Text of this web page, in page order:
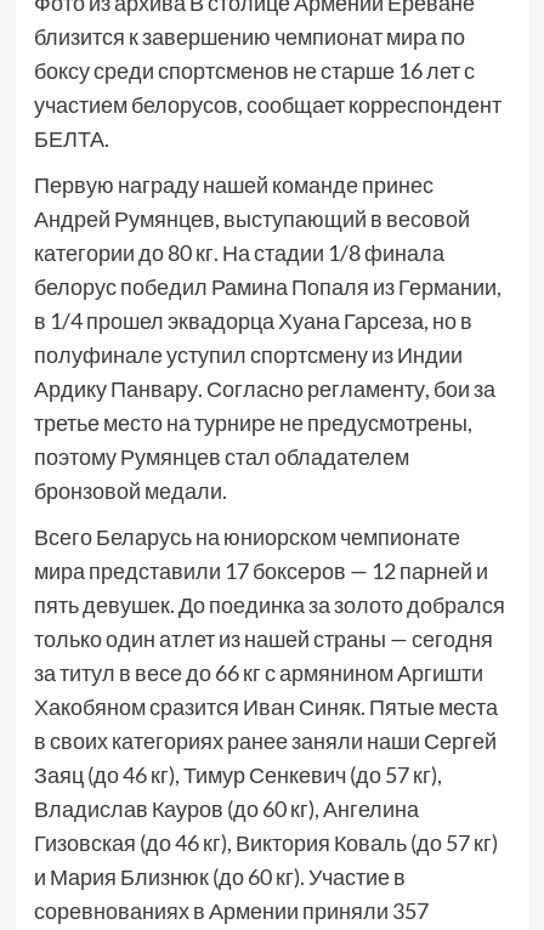
близится к завершению чемпионат мира по
боксу среди спортсменов не старше 16 лет с
участием белорусов, сообщает корреспондент
БЕЛТА.
Первую награду нашей команде принес
Андрей Румянцев, выступающий в весовой
категории до 80 кг. На стадии 1/8 финала
белорус победил Рамина Попаля из Германии,
в 1/4 прошел эквадорца Хуана Гарсеза, но в
полуфинале уступил спортсмену из Индии
Ардику Панвару. Согласно регламенту, бои за
третье место на турнире не предусмотрены,
поэтому Румянцев стал обладателем
бронзовой медали.
Всего Беларусь на юниорском чемпионате
мира представили 17 боксеров — 12 парней и
пять девушек. До поединка за золото добрался
только один атлет из нашей страны — сегодня
за титул в весе до 66 кг с армянином Аргишти
Хакобяном сразится Иван Синяк. Пятые места
в своих категориях ранее заняли наши Сергей
Заяц (до 46 кг), Тимур Сенкевич (до 57 кг),
Владислав Кауров (до 60 кг), Ангелина
Гизовская (до 46 кг), Виктория Коваль (до 57 кг)
и Мария Близнюк (до 60 кг). Участие в
соревнованиях в Армении приняли 357